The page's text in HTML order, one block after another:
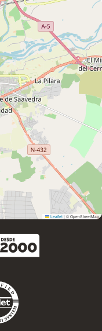
Leaflet | © OpenStreetMap